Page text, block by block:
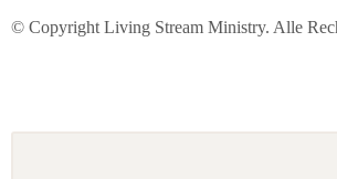
© Copyright Living Stream Ministry. Alle